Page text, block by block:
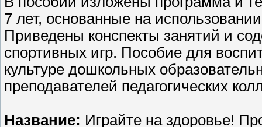
7 лет, основанные на
Приведены конспекты занятий и
спортивных игр. Пособие для
культуре дошкольных
преподавателей педагогических
Название: Играйте на здоровье!